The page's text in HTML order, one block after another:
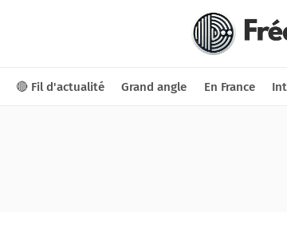
🔴 Fil d'actualité Grand angle En France